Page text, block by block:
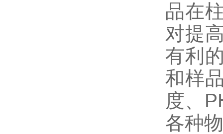
品在
对提
有利
和样
度、
各种